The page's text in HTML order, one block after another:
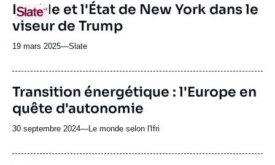
ou
émission
Logo
URL
de
Spotify
La ville et l'État de New York dans le
viseur de Trump
19 mars 2025—Nom
journal,
ou
émission
Slate
URL
de
Spotify
Transition énergétique : l'Europe en
quête d'autonomie
30 septembre 2024—Nom
journal,
Le monde selon l'Ifri